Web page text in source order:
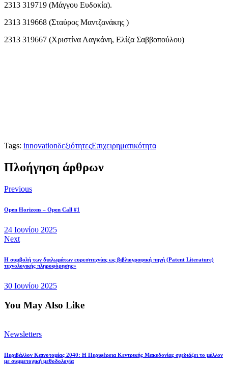
2313 319719 (Μάγγου Ευδοκία).
2313 319668 (Σταύρος Μαντζανάκης )
2313 319667 (Χριστίνα Λαγκάνη, Ελίζα Σαββοπούλου)
Tags: innovationδεξιότητεςΕπιχειρηματικότητα
Πλοήγηση άρθρων
Previous
Open Horizons – Open Call #1
24 Ιουνίου 2025
Next
Η συμβολή των διπλωμάτων ευρεσιτεχνίας ως βιβλιογραφική πηγή (Patent Literature)
τεχνολογικής πληροφόρησης»
30 Ιουνίου 2025
You May Also Like
Newsletters
Περιβάλλον Καινοτομίας 2040: Η Περιφέρεια Κεντρικής Μακεδονίας σχεδιάζει το μέλλον
με συμμετοχική μεθοδολογία